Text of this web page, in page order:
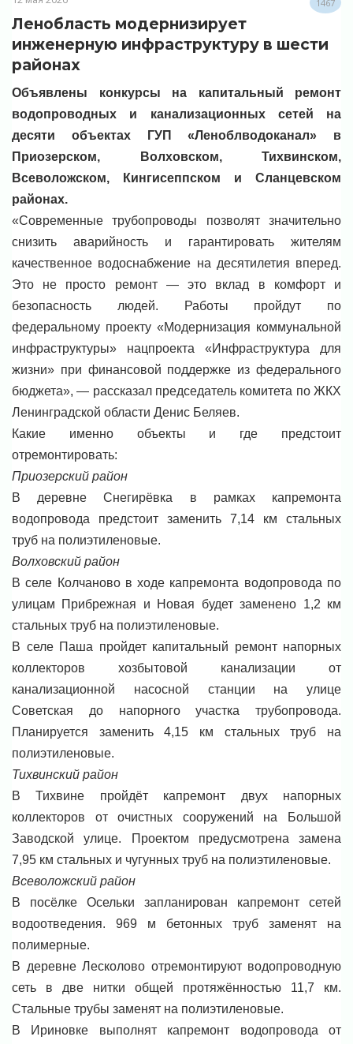
1467
Ленобласть модернизирует
инженерную инфраструктуру в шести
районах
Объявлены конкурсы на капитальный ремонт
водопроводных и канализационных сетей на
десяти объектах ГУП «Леноблводоканал» в
Приозерском, Волховском, Тихвинском,
Всеволожском, Кингисеппском и Сланцевском
районах.
«Современные трубопроводы позволят значительно
снизить аварийность и гарантировать жителям
качественное водоснабжение на десятилетия вперед.
Это не просто ремонт — это вклад в комфорт и
безопасность людей. Работы пройдут по
федеральному проекту «Модернизация коммунальной
инфраструктуры» нацпроекта «Инфраструктура для
жизни» при финансовой поддержке из федерального
бюджета», — рассказал председатель комитета по ЖКХ
Ленинградской области Денис Беляев.
Какие именно объекты и где предстоит
отремонтировать:
Приозерский район
В деревне Снегирёвка в рамках капремонта
водопровода предстоит заменить 7,14 км стальных
труб на полиэтиленовые.
Волховский район
В селе Колчаново в ходе капремонта водопровода по
улицам Прибрежная и Новая будет заменено 1,2 км
стальных труб на полиэтиленовые.
В селе Паша пройдет капитальный ремонт напорных
коллекторов хозбытовой канализации от
канализационной насосной станции на улице
Советская до напорного участка трубопровода.
Планируется заменить 4,15 км стальных труб на
полиэтиленовые.
Тихвинский район
В Тихвине пройдёт капремонт двух напорных
коллекторов от очистных сооружений на Большой
Заводской улице. Проектом предусмотрена замена
7,95 км стальных и чугунных труб на полиэтиленовые.
Всеволожский район
В посёлке Осельки запланирован капремонт сетей
водоотведения. 969 м бетонных труб заменят на
полимерные.
В деревне Лесколово отремонтируют водопроводную
сеть в две нитки общей протяжённостью 11,7 км.
Стальные трубы заменят на полиэтиленовые.
В Ириновке выполнят капремонт водопровода от